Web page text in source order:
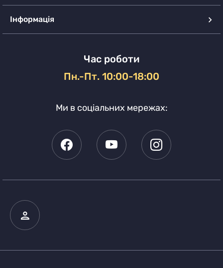
Інформація
Час роботи
Пн.-Пт. 10:00-18:00
Ми в соціальних мережах: